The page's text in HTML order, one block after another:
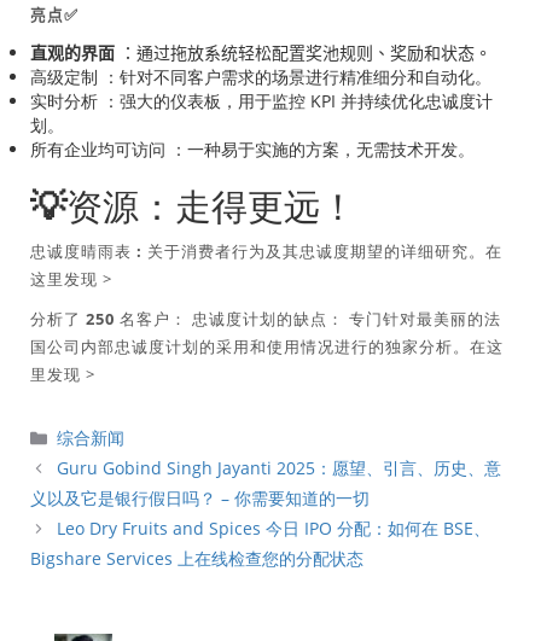
亮点✅
直观的界面 ：通过拖放系统轻松配置奖池规则、奖励和状态。
高级定制 ：针对不同客户需求的场景进行精准细分和自动化。
实时分析 ：强大的仪表板，用于监控 KPI 并持续优化忠诚度计
划。
所有企业均可访问 ：一种易于实施的方案，无需技术开发。
💡资源：走得更远！
忠诚度晴雨表 : 关于消费者行为及其忠诚度期望的详细研究。在
这里发现 >
分析了 250 名客户： 忠诚度计划的缺点： 专门针对最美丽的法
国公司内部忠诚度计划的采用和使用情况进行的独家分析。在这
里发现 >
分
類
综合新闻
Guru Gobind Singh Jayanti 2025：愿望、引言、历史、意
义以及它是银行假日吗？ – 你需要知道的一切
Leo Dry Fruits and Spices 今日 IPO 分配：如何在 BSE、
Bigshare Services 上在线检查您的分配状态